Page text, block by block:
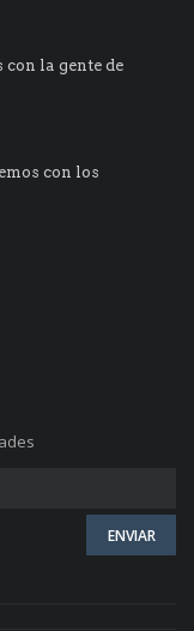
la gente de
con los